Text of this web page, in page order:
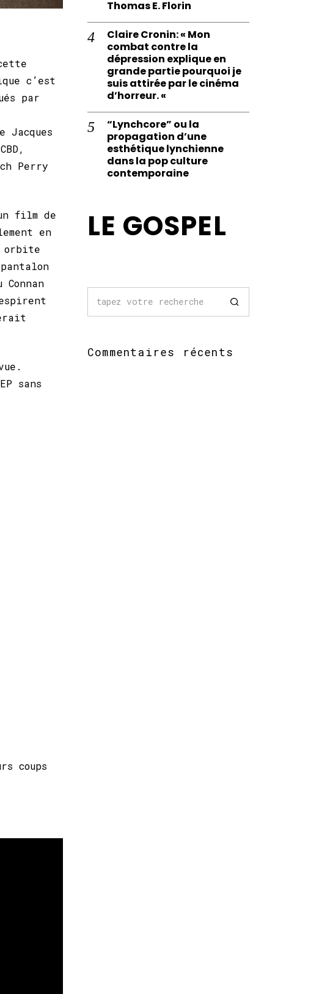
c’est
par
Perry
film de
en
orbite
pantalon
sans
coups
Thomas E. Florin
Claire Cronin: « Mon
combat contre la
dépression explique en
grande partie pourquoi je
suis attirée par le cinéma
d’horreur. «
“Lynchcore” ou la
propagation d’une
esthétique lynchienne
dans la pop culture
contemporaine
LE GOSPEL
Commentaires récents